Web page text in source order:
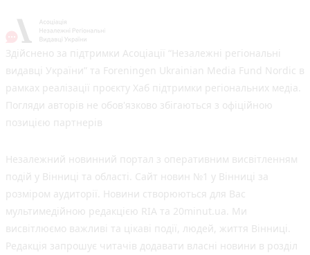
Здійснено за підтримки Асоціації “Незалежні регіональні
видавці України” та Foreningen Ukrainian Media Fund Nordic в
рамках реалізації проєкту Хаб підтримки регіональних медіа.
Погляди авторів не обов'язково збігаються з офіційною
позицією партнерів
Незалежний новинний портал з оперативним висвітленням
подій у Вінниці та області. Сайт новин №1 у Вінниці за
розміром аудиторії. Новини створюються для Вас
мультимедійною редакцією RIA та 20minut.ua. Ми
висвітлюємо важливі та цікаві події, людей, життя Вінниці.
Редакція запрошує читачів додавати власні новини в розділ